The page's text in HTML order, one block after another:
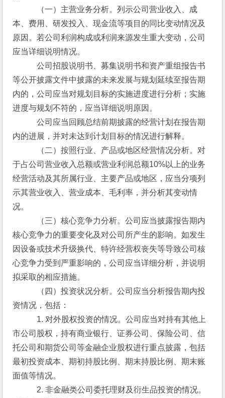
（一）主营业务分析。列示公司营业收入、成
本、费用、研发投入、现金流等项目的同比变动情况及
原因。若公司利润构成或利润来源发生重大变动，公司
应当详细说明情况。
公司招股说明书、募集说明书和资产重组报告书
等公开披露文件中披露的未来发展与规划延续至报告期
内的，公司应当对规划目标的实施进度进行分析；实施
进度与规划不符的，应当详细说明原因。
公司应当回顾总结前期披露的经营计划在报告期
内的进展，并对未达到计划目标的情况进行解释。
（二）按照行业、产品或地区经营情况分析。对
于占公司营业收入总额或营业利润总额10%以上的业务
经营活动及其所属行业、主要产品或地区，应当分项列
示其营业收入、营业成本、毛利率，并分析其变动情
况。
（三）核心竞争力分析。公司应当披露报告期内
核心竞争力的重要变化及对公司所产生的影响。如发生
因设备或技术升级换代、特许经营权丧失等导致公司核
心竞争力受到严重影响的，公司应当详细分析，并说明
拟采取的相应措施。
（四）投资状况分析。公司应当分析报告期内投
资情况，包括：
1. 对外股权投资的情况。公司应当对持有其他上
市公司股权，持有商业银行、证券公司、保险公司、信
托公司和期货公司等金融企业股权进行重点披露，包括
最初投资成本、期初持股比例、期末持股比例、期末账
面值等情况。
2. 非金融类公司委托理财及衍生品投资的情况。